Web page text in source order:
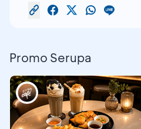
Promo Serupa